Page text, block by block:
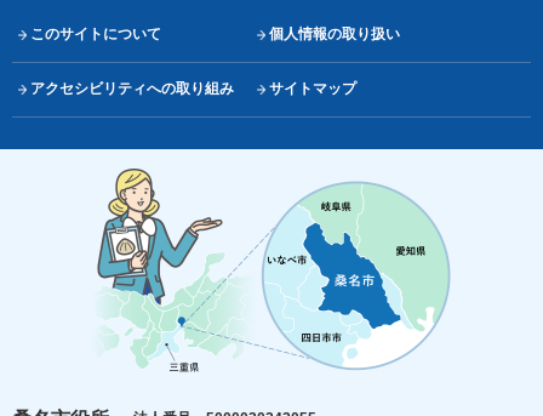
このサイトについて 個人情報の取り扱い
アクセシビリティへの取り組み サイトマップ